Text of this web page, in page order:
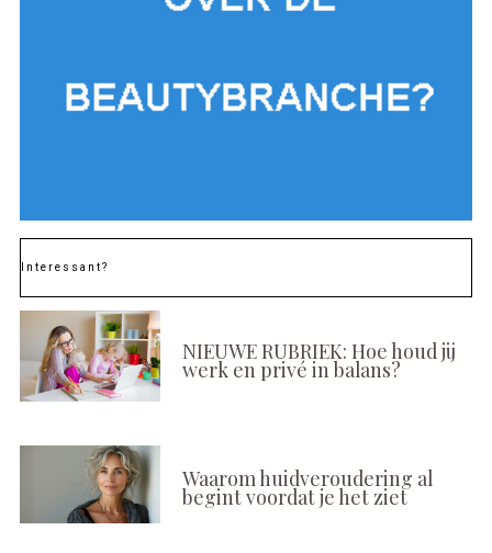
Interessant?
NIEUWE RUBRIEK: Hoe houd jij
werk en privé in balans?
Waarom huidveroudering al
begint voordat je het ziet